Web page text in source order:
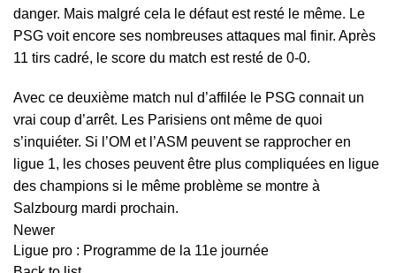
danger. Mais malgré cela le défaut est resté le même. Le
PSG voit encore ses nombreuses attaques mal finir. Après
11 tirs cadré, le score du match est resté de 0-0.
Avec ce deuxième match nul d’affilée le PSG connait un
vrai coup d’arrêt. Les Parisiens ont même de quoi
s’inquiéter. Si l’OM et l’ASM peuvent se rapprocher en
ligue 1, les choses peuvent être plus compliquées en ligue
des champions si le même problème se montre à
Salzbourg mardi prochain.
Newer
Ligue pro : Programme de la 11e journée